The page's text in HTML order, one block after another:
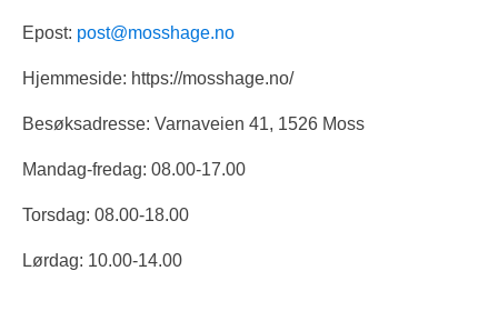
Epost: post@mosshage.no
Hjemmeside: https://mosshage.no/
Besøksadresse: Varnaveien 41, 1526 Moss
Mandag-fredag: 08.00-17.00
Torsdag: 08.00-18.00
Lørdag: 10.00-14.00